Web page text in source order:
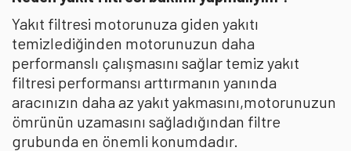
Yakıt filtresi motorunuza giden yakıtı
temizlediğinden motorunuzun daha
performanslı çalışmasını sağlar temiz yakıt
filtresi performansı arttırmanın yanında
aracınızın daha az yakıt yakmasını,motorunuzun
ömrünün uzamasını sağladığından filtre
grubunda en önemli konumdadır.